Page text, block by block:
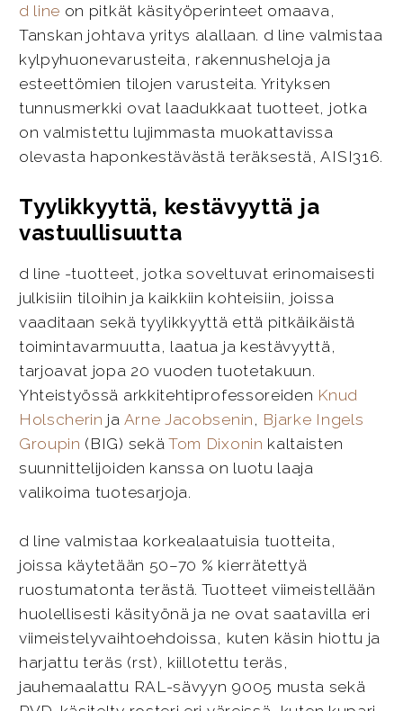
d line on pitkät käsityöperinteet omaava,
Tanskan johtava yritys alallaan. d line valmistaa
kylpyhuonevarusteita, rakennusheloja ja
esteettömien tilojen varusteita. Yrityksen
tunnusmerkki ovat laadukkaat tuotteet, jotka
on valmistettu lujimmasta muokattavissa
olevasta haponkestävästä teräksestä, AISI316.
Tyylikkyyttä, kestävyyttä ja
vastuullisuutta
d line -tuotteet, jotka soveltuvat erinomaisesti
julkisiin tiloihin ja kaikkiin kohteisiin, joissa
vaaditaan sekä tyylikkyyttä että pitkäikäistä
toimintavarmuutta, laatua ja kestävyyttä,
tarjoavat jopa 20 vuoden tuotetakuun.
Yhteistyössä arkkitehtiprofessoreiden Knud
Holscherin ja Arne Jacobsenin , Bjarke Ingels
Groupin (BIG) sekä Tom Dixonin kaltaisten
suunnittelijoiden kanssa on luotu laaja
valikoima tuotesarjoja.
d line valmistaa korkealaatuisia tuotteita,
joissa käytetään 50–70 % kierrätettyä
ruostumatonta terästä. Tuotteet viimeistellään
huolellisesti käsityönä ja ne ovat saatavilla eri
viimeistelyvaihtoehdoissa, kuten käsin hiottu ja
harjattu teräs (rst), kiillotettu teräs,
jauhemaalattu RAL-sävyyn 9005 musta sekä